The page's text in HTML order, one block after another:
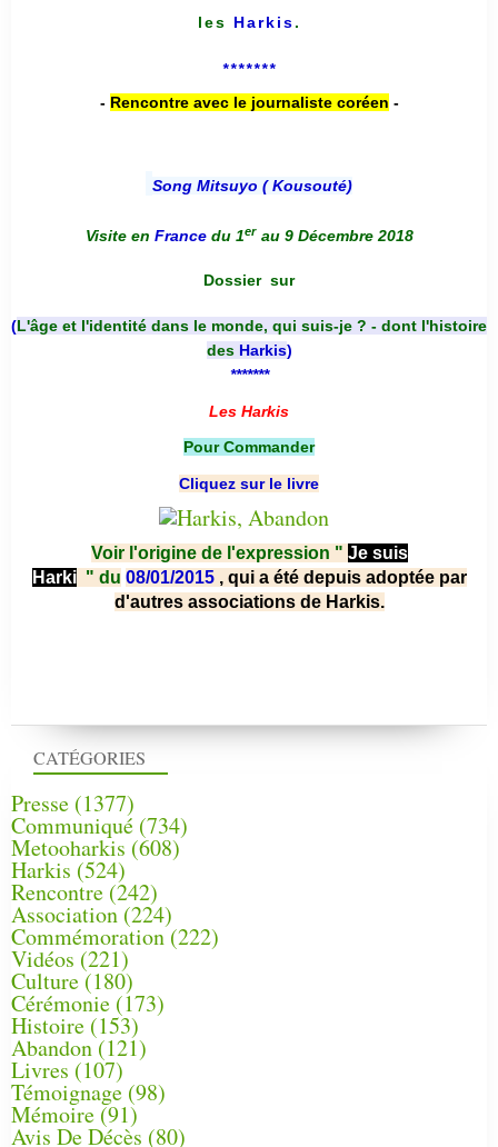
CATÉGORIES
Presse (1377)
Communiqué (734)
Metooharkis (608)
Harkis (524)
Rencontre (242)
Association (224)
Commémoration(222)
Vidéos (221)
Culture(180)
Cérémonie (173)
Histoire (153)
Abandon(121)
Livres (107)
Témoignage (98)
Mémoire (91)
Avis De Décès (80)
les Harkis.
*******
- Rencontre avec le journaliste coréen -
Song Mitsuyo ( Kousouté)
Visite en France du 1er au 9 Décembre 2018
Dossier sur
(L'âge et l'identité dans le monde, qui suis-je ? - dont l'histoire
des Harkis)
*******
Les Harkis
Pour Commander
Cliquez sur le livre
Voir l'origine de l'expression " Je suis
Harki " du 08/01/2015 , qui a été depuis adoptée par
d'autres associations de Harkis.